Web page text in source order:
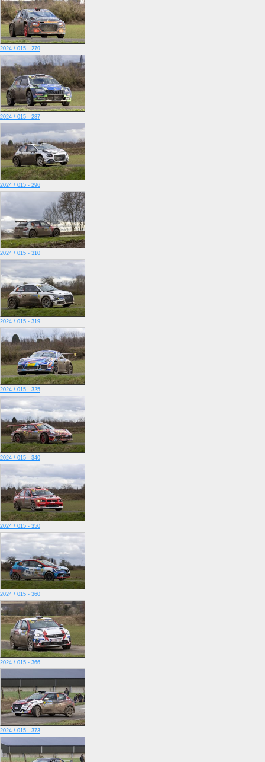
2024 / 015 - 279
2024 / 015 - 287
2024 / 015 - 296
2024 / 015 - 310
2024 / 015 - 319
2024 / 015 - 325
2024 / 015 - 340
2024 / 015 - 350
2024 / 015 - 360
2024 / 015 - 366
2024 / 015 - 373